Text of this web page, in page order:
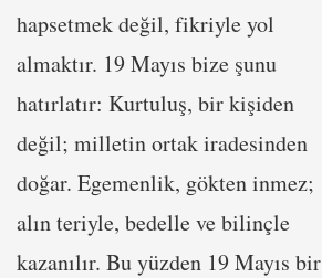
hapsetmek değil, fikriyle yol
almaktır. 19 Mayıs bize şunu
hatırlatır: Kurtuluş, bir kişiden
değil; milletin ortak iradesinden
doğar. Egemenlik, gökten inmez;
alın teriyle, bedelle ve bilinçle
kazanılır. Bu yüzden 19 Mayıs bir